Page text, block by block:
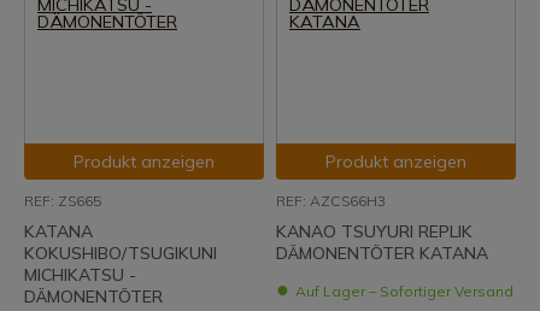
Produkt anzeigen
REF: ZS665
KATANA
KOKUSHIBO/TSUGIKUNI
MICHIKATSU -
DÄMONENTÖTER
Produkt anzeigen
REF: AZCS66H3
KANAO TSUYURI REPLIK
DÄMONENTÖTER KATANA
Auf Lager – Sofortiger Versand